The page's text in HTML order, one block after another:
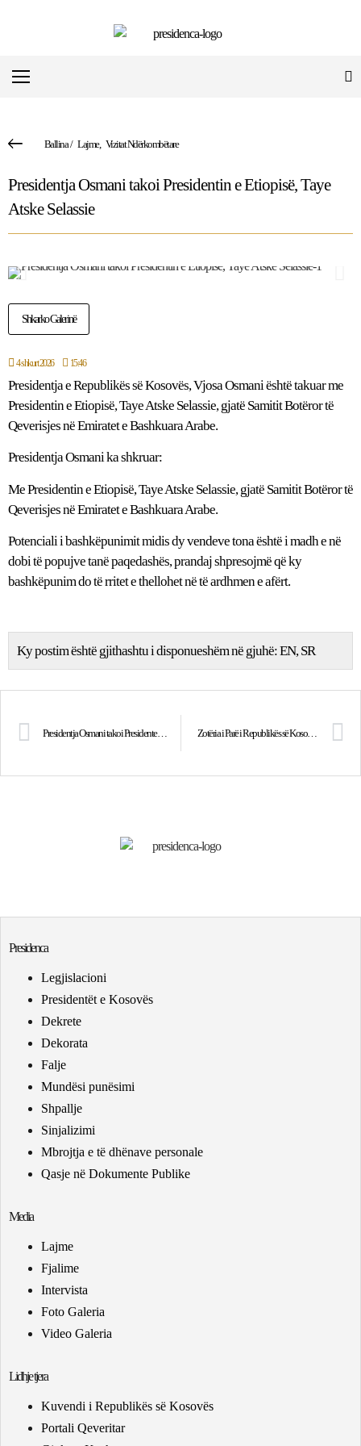
Ballina/ Lajme, Vizitat Ndërkombëtare
Presidentja Osmani takoi Presidentin e Etiopisë, Taye
Atske Selassie
Shkarko Galerinë
4 shkurt 2026 15:46
Presidentja e Republikës së Kosovës, Vjosa Osmani është takuar me
Presidentin e Etiopisë, Taye Atske Selassie, gjatë Samitit Botëror të
Qeverisjes në Emiratet e Bashkuara Arabe.
Presidentja Osmani ka shkruar:
Me Presidentin e Etiopisë, Taye Atske Selassie, gjatë Samitit Botëror të
Qeverisjes në Emiratet e Bashkuara Arabe.
Potenciali i bashkëpunimit midis dy vendeve tona është i madh e në
dobi të popujve tanë paqedashës, prandaj shpresojmë që ky
bashkëpunim do të rritet e thellohet në të ardhmen e afërt.
Ky postim është gjithashtu i disponueshëm në gjuhë:EN SR
Presidentja Osmani takoi Presidenten e Tanzanisë, Samia Suluhu dhe Ministrin e Punëve të Jashtme, Mahmoud Thabit Kombo Zotëria i Parë i Republikës së Kosovës pranon letër nga Zonja e Parë e Republikës së Austrisë, znj. Doris Schmidauer, dhe ish-Zotëria i Parë i Zvicrës, z. Morten Keller
Presidenca
Legjislacioni
Presidentët e Kosovës
Dekrete
Dekorata
Falje
Mundësi punësimi
Shpallje
Sinjalizimi
Mbrojtja e të dhënave personale
Qasje në Dokumente Publike
Media
Lajme
Fjalime
Intervista
Foto Galeria
Video Galeria
Lidhje tjera
Kuvendi i Republikës së Kosovës
Portali Qeveritar